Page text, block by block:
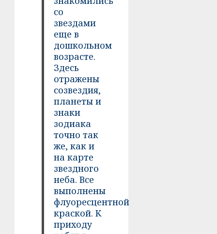
со
звездами
еще в
дошкольном
возрасте.
Здесь
отражены
созвездия,
планеты и
знаки
зодиака
точно так
же, как и
на карте
звездного
неба. Все
выполнены
флуоресцентной
краской. К
приходу